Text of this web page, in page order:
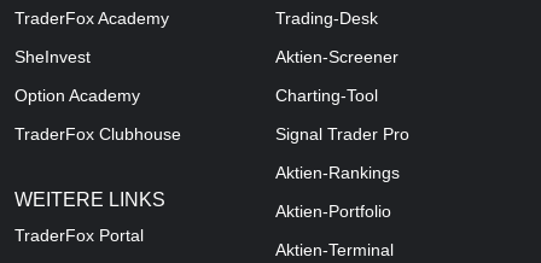
TraderFox Academy
SheInvest
Option Academy
TraderFox Clubhouse
WEITERE LINKS
TraderFox Portal
Trading-Desk
Aktien-Screener
Charting-Tool
Signal Trader Pro
Aktien-Rankings
Aktien-Portfolio
Aktien-Terminal